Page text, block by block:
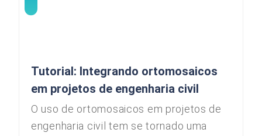
Tutorial: Integrando ortomosaicos
em projetos de engenharia civil
O uso de ortomosaicos em projetos de
engenharia civil tem se tornado uma